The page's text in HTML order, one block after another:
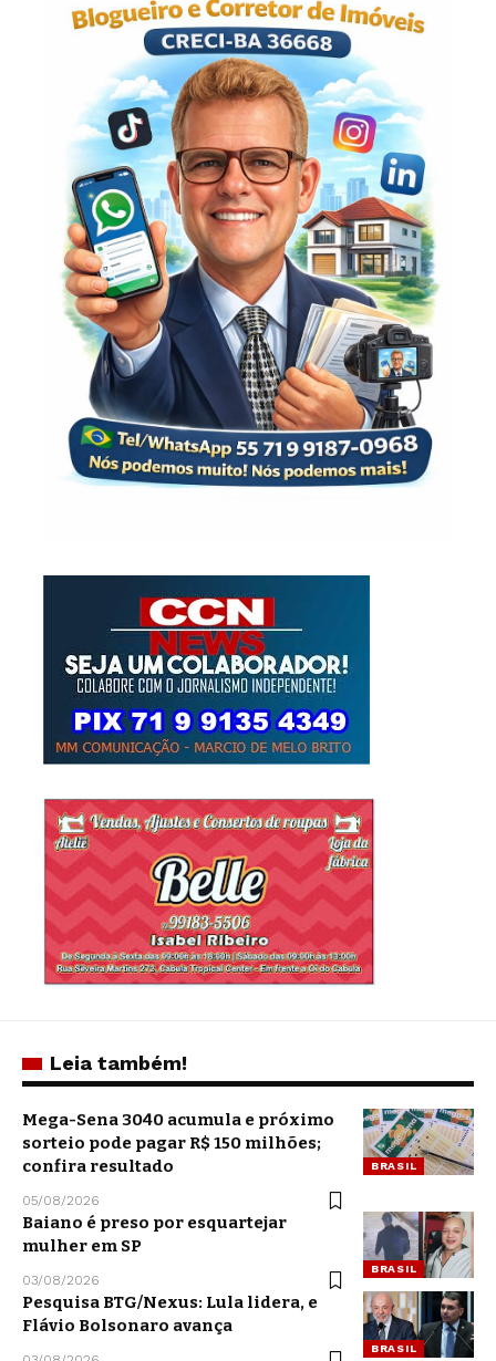
Leia também!
BRASIL
Mega-Sena 3040 acumula e próximo
sorteio pode pagar R$ 150 milhões;
confira resultado
05/08/2026
BRASIL
Baiano é preso por esquartejar
mulher em SP
03/08/2026
BRASIL
Pesquisa BTG/Nexus: Lula lidera, e
Flávio Bolsonaro avança